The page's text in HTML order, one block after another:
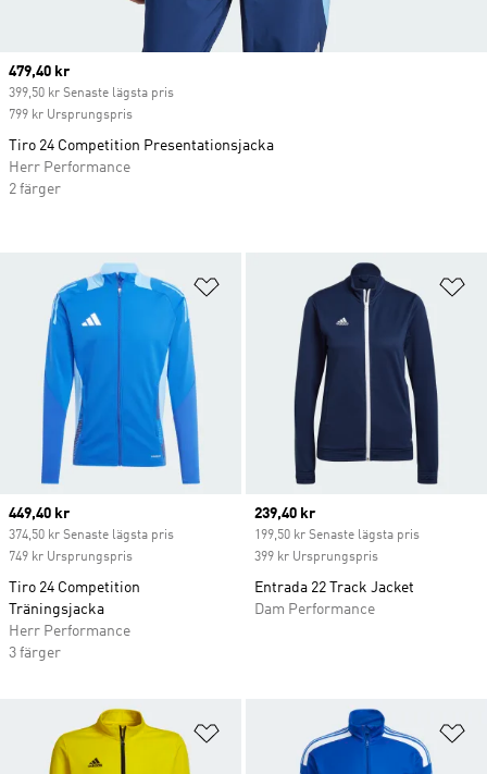
Lägg till på önskelistan
Current price
449,40 kr
374,50 kr Senaste lägsta pris
749 kr Ursprungspris
Tiro 24 Competition
Träningsjacka
Herr Performance
3 färger
Current price
239,40 kr
199,50 kr Senaste lägsta pris
399 kr Ursprungspris
Entrada 22 Track Jacket
Dam Performance
Lägg till på önskelistan
Current price
479,40 kr
399,50 kr Senaste lägsta pris
799 kr Ursprungspris
Tiro 24 Competition Presentationsjacka
Herr Performance
2 färger